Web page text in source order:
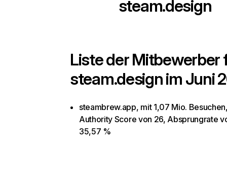
steam.design
Liste der Mitbewerber
steam.designim Juni
steambrew.app, mit 1,07 Mio.
Authority Score von 26, Absprungrate
35,57 %